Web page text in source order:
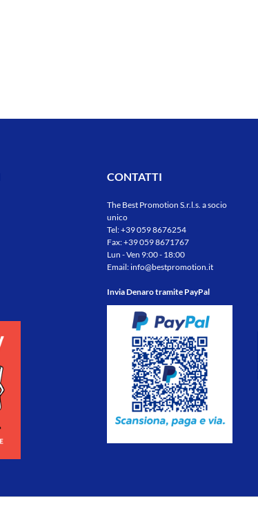
CONTATTI
The Best Promotion S.r.l.s. a socio
unico
Tel:+39 059 8676254
Fax: +39 059 8671767
Lun - Ven 9:00 - 18:00
Email:info@bestpromotion.it
Invia Denaro tramite PayPal